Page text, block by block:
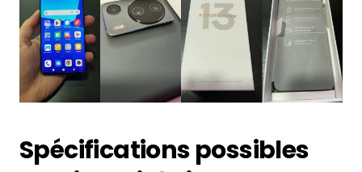
Spécifications possibles